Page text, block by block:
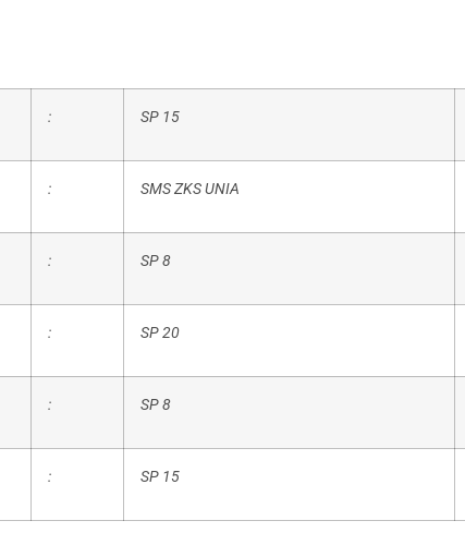
: SP 15
: SMS ZKS UNIA
: SP 8
: SP 20
: SP 8
: SP 15